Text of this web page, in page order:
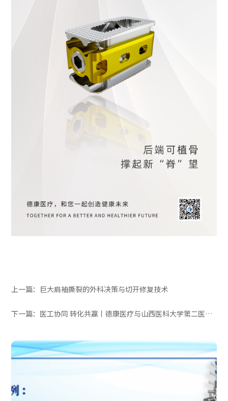
上一篇： 巨大肩袖撕裂的外科决策与切开修复技术
下一篇： 医工协同 转化共赢丨德康医疗与山西医科大学第二医院达成成果转...